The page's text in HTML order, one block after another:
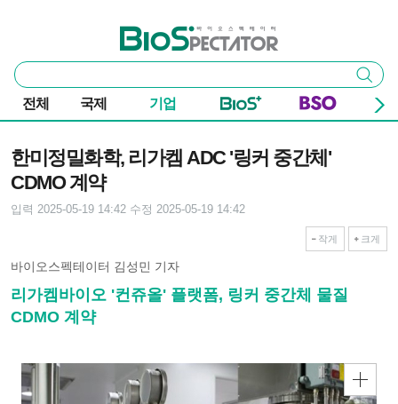
바이오스펙테이터
통
합
검
색
검색
전체 국제 기업
한미정밀화학, 리가켐 ADC '링커 중간체'
CDMO 계약
입력 2025-05-19 14:42 수정 2025-05-19 14:42
작게 크게
바이오스펙테이터 김성민 기자
리가켐바이오 '컨쥬올' 플랫폼, 링커 중간체 물질
CDMO 계약